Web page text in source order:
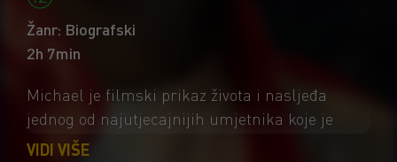
Žanr: Biografski
2h 7min
Michael je filmski prikaz života i nasljeđa
jednog od najutjecajnijih umjetnika koje je
svijet ikada poznavao. Film priča priču o životu
VIDI VIŠE